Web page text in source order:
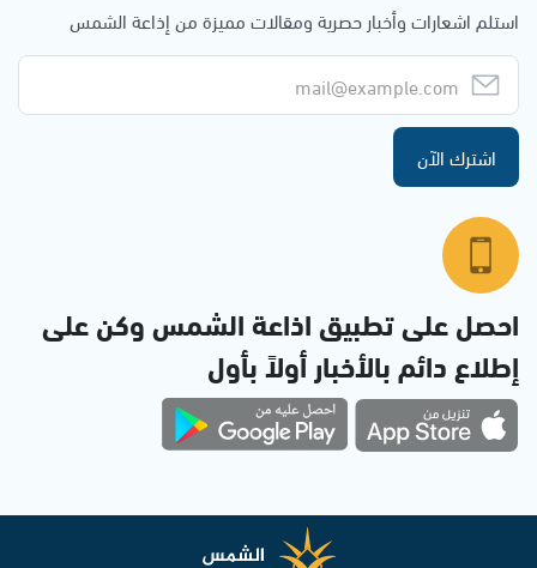
استلم اشعارات وأخبار حصرية ومقالات مميزة من إذاعة الشمس
اشترك الآن
احصل على تطبيق اذاعة الشمس وكن على
إطلاع دائم بالأخبار أولاً بأول